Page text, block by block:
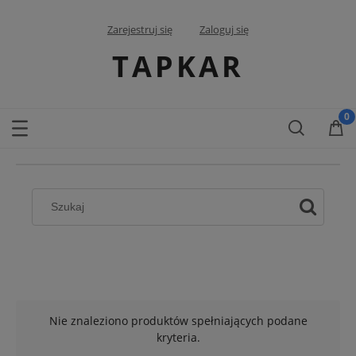
Zarejestruj się Zaloguj się
TAPKAR
Nie znaleziono produktów spełniających podane
kryteria.